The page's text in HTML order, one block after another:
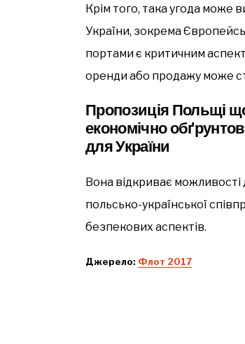
Крім того, така угода може
України, зокрема
портами є критичним
оренди або продажу може
Пропозиція Польщі
економічно
для України
Вона відкриває можливості
польсько-української
безпекових аспектів.
Джерело: Флот 2017